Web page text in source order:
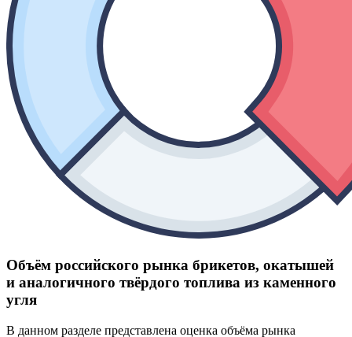
Объём российского рынка брикетов, окатышей
и аналогичного твёрдого топлива из каменного
угля
В данном разделе представлена оценка объёма рынка